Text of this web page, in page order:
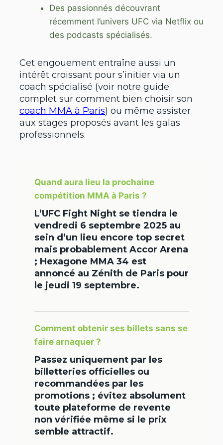
Des passionnés découvrant
récemment l’univers UFC via Netflix ou
des podcasts spécialisés.
Cet engouement entraîne aussi un
intérêt croissant pour s’initier via un
coach spécialisé (voir notre guide
complet sur comment bien choisir son
coach MMA à Paris) ou même assister
aux stages proposés avant les galas
professionnels.
Quand aura lieu la prochaine
compétition MMA à Paris ?
L’UFC Fight Night se tiendra le
vendredi 6 septembre 2025 au
sein d’un lieu encore top secret
mais probablement Accor Arena
; Hexagone MMA 34 est
annoncé au Zénith de Paris pour
le jeudi 19 septembre.
Comment obtenir ses billets sans se
faire arnaquer ?
Passez uniquement par les
billetteries officielles ou
recommandées par les
promotions ; évitez absolument
toute plateforme de revente
non vérifiée même si le prix
semble attractif.